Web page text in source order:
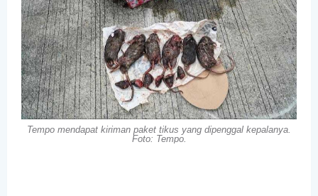
Tempo mendapat kiriman paket tikus yang dipenggal kepalanya.
Foto: Tempo.